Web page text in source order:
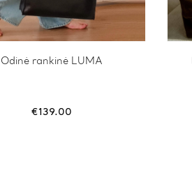
Odinė rankinė LUMA
€139.00